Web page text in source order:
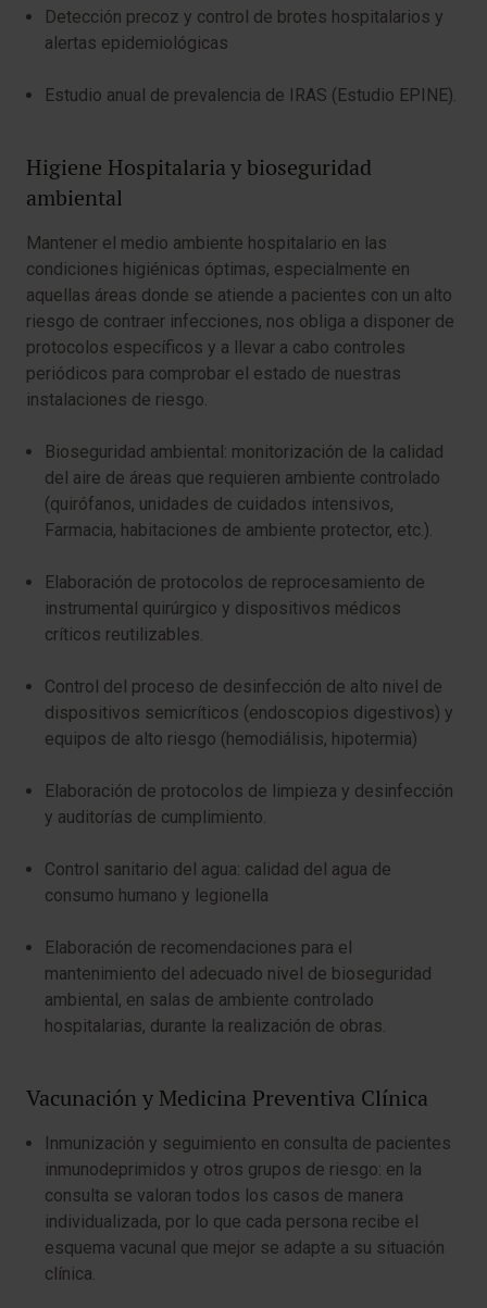
Detección precoz y control de brotes hospitalarios y
alertas epidemiológicas
Estudio anual de prevalencia de IRAS (Estudio EPINE).
Higiene Hospitalaria y bioseguridad
ambiental
Mantener el medio ambiente hospitalario en las
condiciones higiénicas óptimas, especialmente en
aquellas áreas donde se atiende a pacientes con un alto
riesgo de contraer infecciones, nos obliga a disponer de
protocolos específicos y a llevar a cabo controles
periódicos para comprobar el estado de nuestras
instalaciones de riesgo.
Bioseguridad ambiental: monitorización de la calidad
del aire de áreas que requieren ambiente controlado
(quirófanos, unidades de cuidados intensivos,
Farmacia, habitaciones de ambiente protector, etc.).
Elaboración de protocolos de reprocesamiento de
instrumental quirúrgico y dispositivos médicos
críticos reutilizables.
Control del proceso de desinfección de alto nivel de
dispositivos semicríticos (endoscopios digestivos) y
equipos de alto riesgo (hemodiálisis, hipotermia)
Elaboración de protocolos de limpieza y desinfección
y auditorías de cumplimiento.
Control sanitario del agua: calidad del agua de
consumo humano y legionella
Elaboración de recomendaciones para el
mantenimiento del adecuado nivel de bioseguridad
ambiental, en salas de ambiente controlado
hospitalarias, durante la realización de obras.
Vacunación y Medicina Preventiva Clínica
Inmunización y seguimiento en consulta de pacientes
inmunodeprimidos y otros grupos de riesgo: en la
consulta se valoran todos los casos de manera
individualizada, por lo que cada persona recibe el
esquema vacunal que mejor se adapte a su situación
clínica.